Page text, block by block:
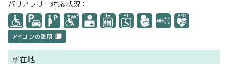
バリアフリー対応状況：
アイコンの説明
所在地